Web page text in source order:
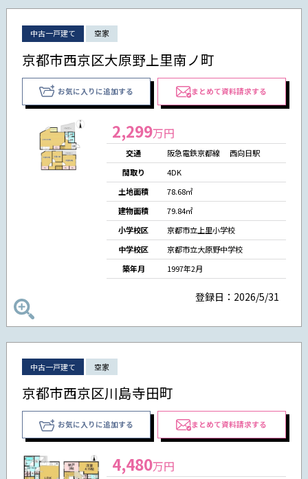
中古一戸建て 空家
京都市西京区大原野上里南ノ町
お気に入りに追加する まとめて資料請求する
2,299万円
交通
阪急電鉄京都線 西向日駅
間取り
4DK
土地面積
78.68㎡
建物面積
79.84㎡
小学校区
京都市立上里小学校
中学校区
京都市立大原野中学校
築年月
1997年2月
登録日：2026/5/31
中古一戸建て 空家
京都市西京区川島寺田町
お気に入りに追加する まとめて資料請求する
4,480万円